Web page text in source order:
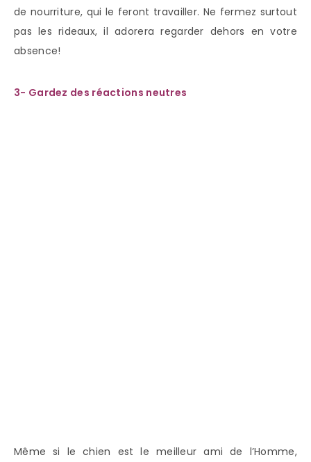
de nourriture, qui le feront travailler. Ne fermez surtout
pas les rideaux, il adorera regarder dehors en votre
absence!
3- Gardez des réactions neutres
Même si le chien est le meilleur ami de l’Homme,